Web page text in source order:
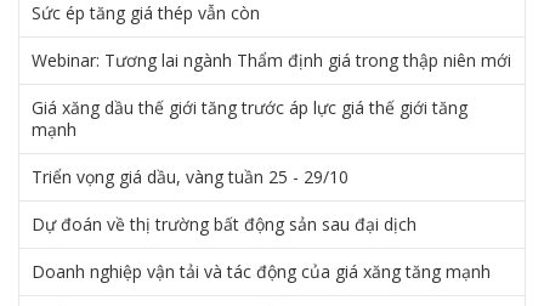
Sức ép tăng giá thép vẫn còn
Webinar: Tương lai ngành Thẩm định giá trong thập niên mới
Giá xăng dầu thế giới tăng trước áp lực giá thế giới tăng
mạnh
Triển vọng giá dầu, vàng tuần 25 - 29/10
Dự đoán về thị trường bất động sản sau đại dịch
Doanh nghiệp vận tải và tác động của giá xăng tăng mạnh